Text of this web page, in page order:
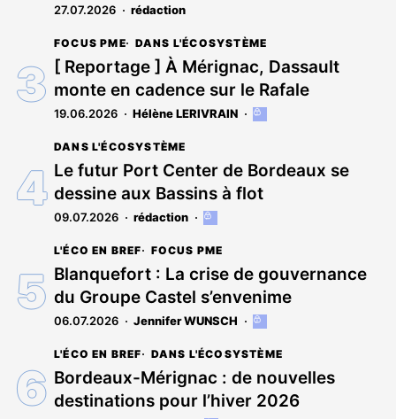
27.07.2026 rédaction
FOCUS PME DANS L'ÉCOSYSTÈME
[ Reportage ] À Mérignac, Dassault
monte en cadence sur le Rafale
19.06.2026 Hélène LERIVRAIN
Cet
réservé
aux
abonnés
DANS L'ÉCOSYSTÈME
Le futur Port Center de Bordeaux se
dessine aux Bassins à flot
09.07.2026 rédaction
Cet
est
réservé
aux
abonnés
L'ÉCO EN BREF FOCUS PME
Blanquefort : La crise de gouvernance
du Groupe Castel s’envenime
06.07.2026 Jennifer WUNSCH
Cet
est
réservé
abonnés
L'ÉCO EN BREF DANS L'ÉCOSYSTÈME
Bordeaux-Mérignac : de nouvelles
destinations pour l’hiver 2026